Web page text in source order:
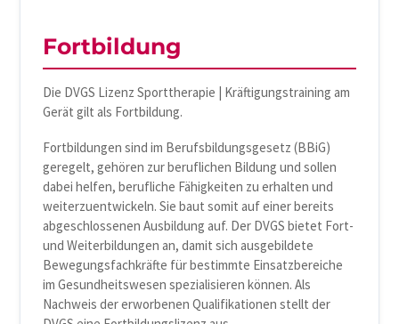
Fortbildung
Die DVGS Lizenz Sporttherapie | Kräftigungstraining am
Gerät gilt als Fortbildung.
Fortbildungen sind im Berufsbildungsgesetz (BBiG)
geregelt, gehören zur beruflichen Bildung und sollen
dabei helfen, berufliche Fähigkeiten zu erhalten und
weiterzuentwickeln. Sie baut somit auf einer bereits
abgeschlossenen Ausbildung auf. Der DVGS bietet Fort-
und Weiterbildungen an, damit sich ausgebildete
Bewegungsfachkräfte für bestimmte Einsatzbereiche
im Gesundheitswesen spezialisieren können. Als
Nachweis der erworbenen Qualifikationen stellt der